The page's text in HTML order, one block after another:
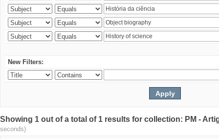
New Filters:
Showing 1 out of a total of 1 results for collection: PM -
seconds)